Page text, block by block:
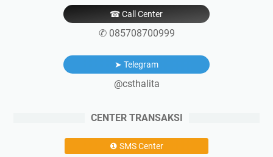
☎ Call Center
✆ 085708700999
➤ Telegram
@csthalita
CENTER TRANSAKSI
❶ SMS Center